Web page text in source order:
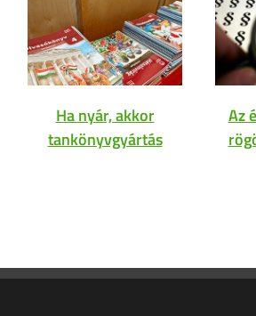
Ha nyár, akkor
tankönyvgyártás
Az